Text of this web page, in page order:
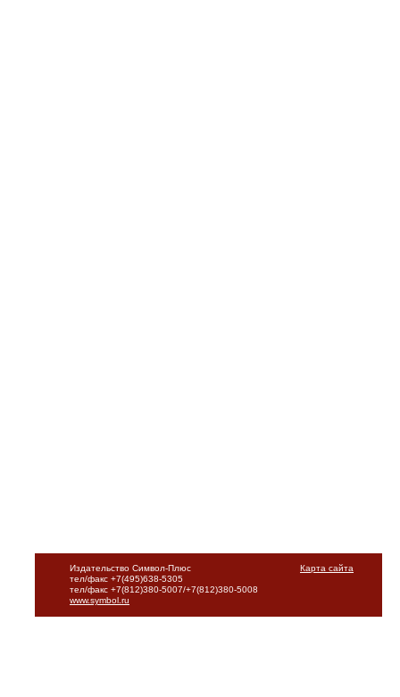
Карта сайта
Издательство Символ-Плюс
тел/факс +7(495)638-5305
тел/факс +7(812)380-5007/+7(812)380-5008
www.symbol.ru